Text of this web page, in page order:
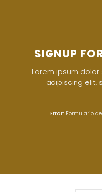
SIGNUP
Lorem ipsum
adipiscing elit,
Error: Formulario